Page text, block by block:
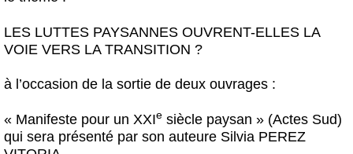
LES LUTTES PAYSANNES OUVRENT-ELLES LA
VOIE VERS LA TRANSITION ?
à l’occasion de la sortie de deux ouvrages :
« Manifeste pour un XXIe siècle paysan » (Actes Sud)
qui sera présenté par son auteure Silvia PEREZ